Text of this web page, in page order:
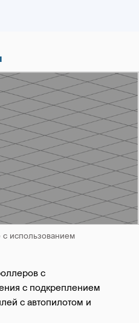
использованием
с
с подкреплением
с автопилотом и